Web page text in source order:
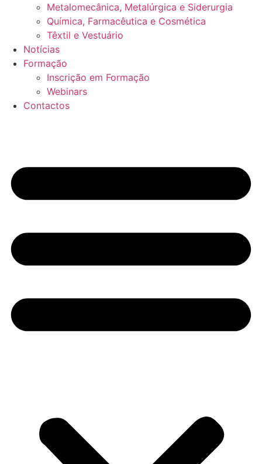
Metalomecânica, Metalúrgica e Siderurgia
Química, Farmacêutica e Cosmética
Têxtil e Vestuário
Notícias
Formação
Inscrição em Formação
Webinars
Contactos